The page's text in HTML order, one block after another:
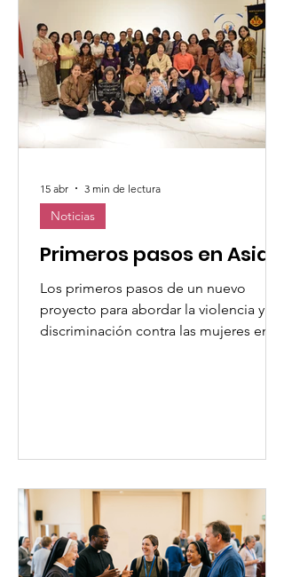
Primeros pasos en Asia
Los primeros pasos de un nuevo
proyecto para abordar la violencia y la
discriminación contra las mujeres en
discriminación contra las mujeres, al
acción en Indonesia, donde la UMOFC
tiene una fuerte presencia a través de
su organización afiliada en el país. Los
primeros p
Noticias
15 abr 3 min de lectura